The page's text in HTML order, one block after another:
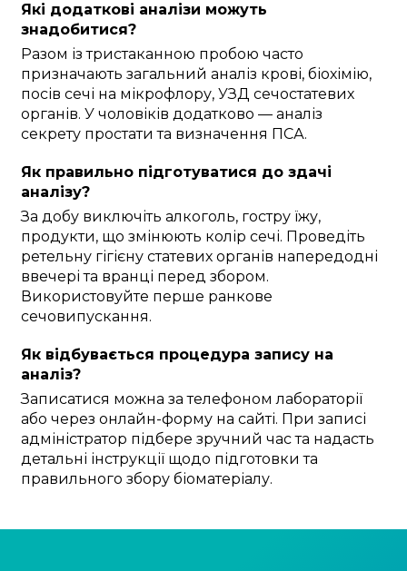
Які додаткові аналізи можуть
знадобитися?
Разом із тристаканною пробою часто
призначають загальний аналіз крові, біохімію,
посів сечі на мікрофлору, УЗД сечостатевих
органів. У чоловіків додатково — аналіз
секрету простати та визначення ПСА.
Як правильно підготуватися до здачі
аналізу?
За добу виключіть алкоголь, гостру їжу,
продукти, що змінюють колір сечі. Проведіть
ретельну гігієну статевих органів напередодні
ввечері та вранці перед збором.
Використовуйте перше ранкове
сечовипускання.
Як відбувається процедура запису на
аналіз?
Записатися можна за телефоном лабораторії
або через онлайн-форму на сайті. При записі
адміністратор підбере зручний час та надасть
детальні інструкції щодо підготовки та
правильного збору біоматеріалу.